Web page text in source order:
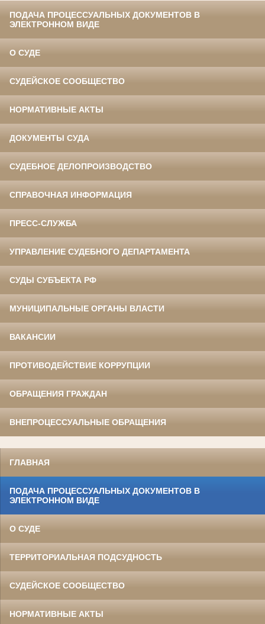
ПОДАЧА ПРОЦЕССУАЛЬНЫХ ДОКУМЕНТОВ В
ЭЛЕКТРОННОМ ВИДЕ
О СУДЕ
СУДЕЙСКОЕ СООБЩЕСТВО
НОРМАТИВНЫЕ АКТЫ
ДОКУМЕНТЫ СУДА
СУДЕБНОЕ ДЕЛОПРОИЗВОДСТВО
СПРАВОЧНАЯ ИНФОРМАЦИЯ
ПРЕСС-СЛУЖБА
УПРАВЛЕНИЕ СУДЕБНОГО ДЕПАРТАМЕНТА
СУДЫ СУБЪЕКТА РФ
МУНИЦИПАЛЬНЫЕ ОРГАНЫ ВЛАСТИ
ВАКАНСИИ
ПРОТИВОДЕЙСТВИЕ КОРРУПЦИИ
ОБРАЩЕНИЯ ГРАЖДАН
ВНЕПРОЦЕССУАЛЬНЫЕ ОБРАЩЕНИЯ
ГЛАВНАЯ
ПОДАЧА ПРОЦЕССУАЛЬНЫХ ДОКУМЕНТОВ В
ЭЛЕКТРОННОМ ВИДЕ
О СУДЕ
ТЕРРИТОРИАЛЬНАЯ ПОДСУДНОСТЬ
СУДЕЙСКОЕ СООБЩЕСТВО
НОРМАТИВНЫЕ АКТЫ